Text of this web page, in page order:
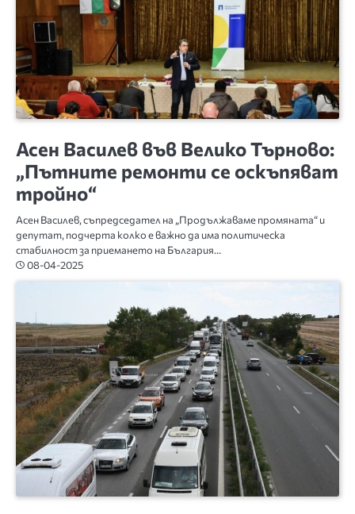
Асен Василев във Велико Търново:
„Пътните ремонти се оскъпяват
тройно“
Асен Василев, съпредседател на „Продължаваме промяната“ и
депутат, подчерта колко е важно да има политическа
стабилност за приемането на България…
08-04-2025